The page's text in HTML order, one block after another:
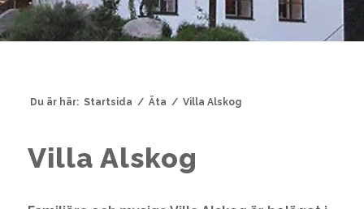
Du är här: Startsida / Äta / Villa Alskog
Villa Alskog